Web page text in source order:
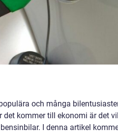
och många
det kommer till ekonomi är det
I denna artikel